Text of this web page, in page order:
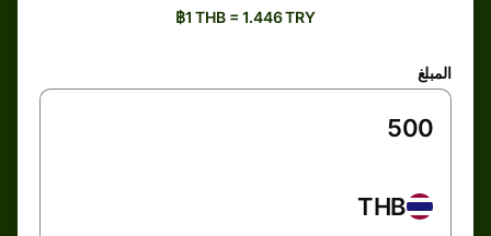
฿1 THB = 1.446 TRY
المبلغ
THB